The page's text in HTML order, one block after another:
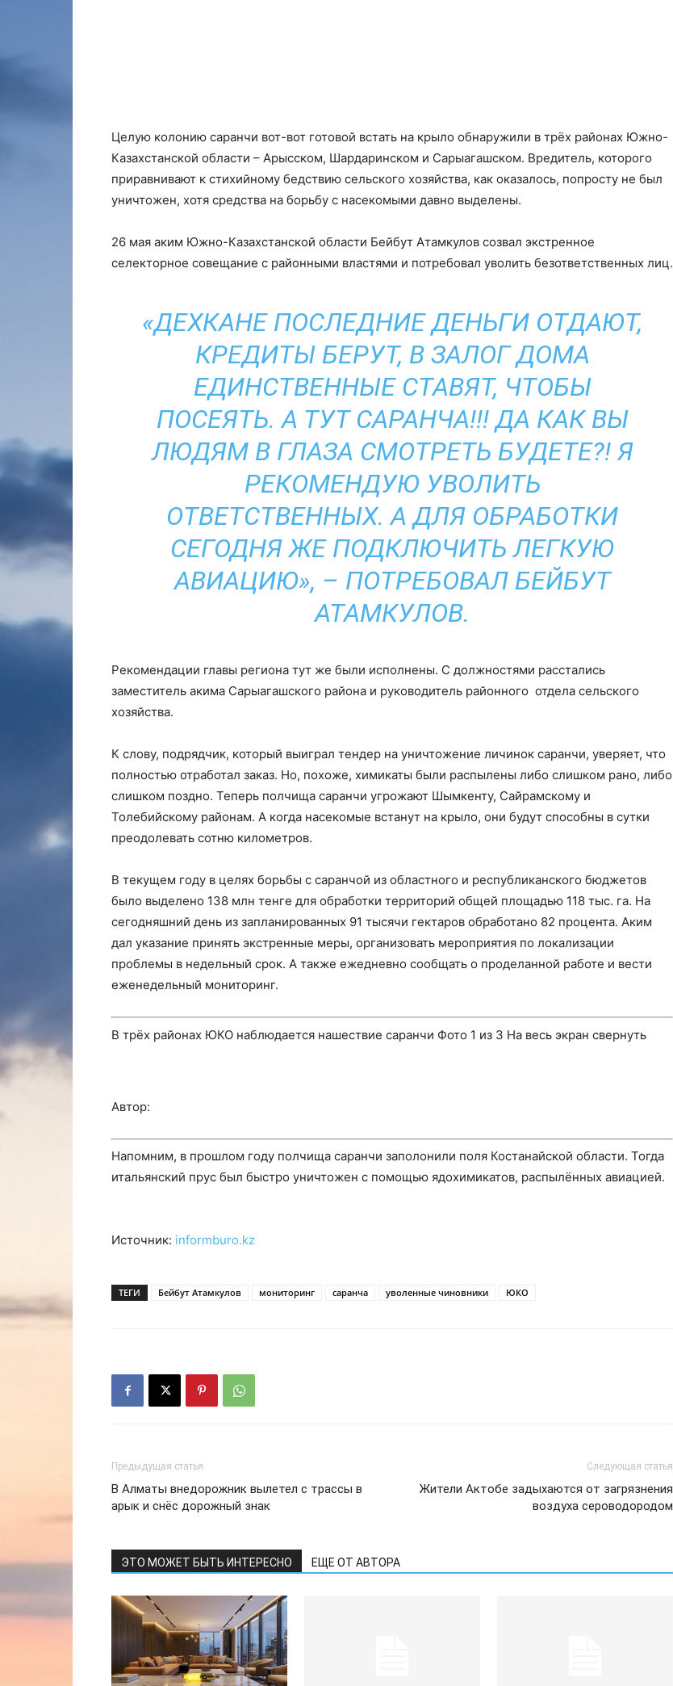
Целую колонию саранчи вот-вот готовой встать на крыло обнаружили в трёх районах Южно-
Казахстанской области – Арысском, Шардаринском и Сарыагашском. Вредитель, которого
приравнивают к стихийному бедствию сельского хозяйства, как оказалось, попросту не был
уничтожен, хотя средства на борьбу с насекомыми давно выделены.
26 мая аким Южно-Казахстанской области Бейбут Атамкулов созвал экстренное
селекторное совещание с районными властями и потребовал уволить безответственных лиц.
«ДЕХКАНЕ ПОСЛЕДНИЕ ДЕНЬГИ ОТДАЮТ,
КРЕДИТЫ БЕРУТ, В ЗАЛОГ ДОМА
ЕДИНСТВЕННЫЕ СТАВЯТ, ЧТОБЫ
ПОСЕЯТЬ. А ТУТ САРАНЧА!!! ДА КАК ВЫ
ЛЮДЯМ В ГЛАЗА СМОТРЕТЬ БУДЕТЕ?! Я
РЕКОМЕНДУЮ УВОЛИТЬ
ОТВЕТСТВЕННЫХ. А ДЛЯ ОБРАБОТКИ
СЕГОДНЯ ЖЕ ПОДКЛЮЧИТЬ ЛЕГКУЮ
АВИАЦИЮ», – ПОТРЕБОВАЛ БЕЙБУТ
АТАМКУЛОВ.
Рекомендации главы региона тут же были исполнены. С должностями расстались
заместитель акима Сарыагашского района и руководитель районного отдела сельского
хозяйства.
К слову, подрядчик, который выиграл тендер на уничтожение личинок саранчи, уверяет, что
полностью отработал заказ. Но, похоже, химикаты были распылены либо слишком рано, либо
слишком поздно. Теперь полчища саранчи угрожают Шымкенту, Сайрамскому и
Толебийскому районам. А когда насекомые встанут на крыло, они будут способны в сутки
преодолевать сотню километров.
В текущем году в целях борьбы с саранчой из областного и республиканского бюджетов
было выделено 138 млн тенге для обработки территорий общей площадью 118 тыс. га. На
сегодняшний день из запланированных 91 тысячи гектаров обработано 82 процента. Аким
дал указание принять экстренные меры, организовать мероприятия по локализации
проблемы в недельный срок. А также ежедневно сообщать о проделанной работе и вести
еженедельный мониторинг.
В трёх районах ЮКО наблюдается нашествие саранчи Фото 1 из 3 На весь экран свернуть
Автор:
Напомним, в прошлом году полчища саранчи заполонили поля Костанайской области. Тогда
итальянский прус был быстро уничтожен с помощью ядохимикатов, распылённых авиацией.
Источник: informburo.kz
ТЕГИ Бейбут Атамкулов мониторинг саранча уволенные чиновники ЮКО
Предыдущая статья
В Алматы внедорожник вылетел с трассы в
арык и снёс дорожный знак
Следующая статья
Жители Актобе задыхаются от загрязнения
воздуха сероводородом
ЭТО МОЖЕТ БЫТЬ ИНТЕРЕСНО ЕЩЕ ОТ АВТОРА